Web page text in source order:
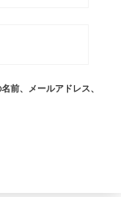
前、メールアドレス、